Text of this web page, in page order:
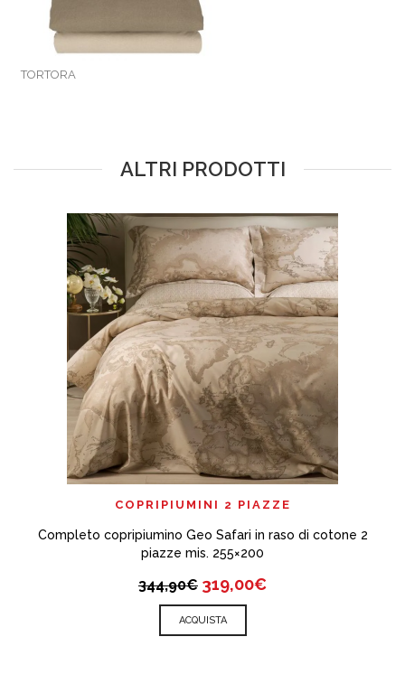
TORTORA
ALTRI PRODOTTI
COPRIPIUMINI 2 PIAZZE
Completo copripiumino Geo Safari in raso di cotone 2
piazze mis. 255×200
344,90€ 319,00€
ACQUISTA